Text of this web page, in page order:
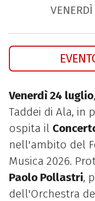
VENERDÌ
Venerdì 24 luglio
Taddei di Ala, in
ospita il
nell'ambito del
Musica 2026.
Paolo Pollastri,
dell'Orchestra